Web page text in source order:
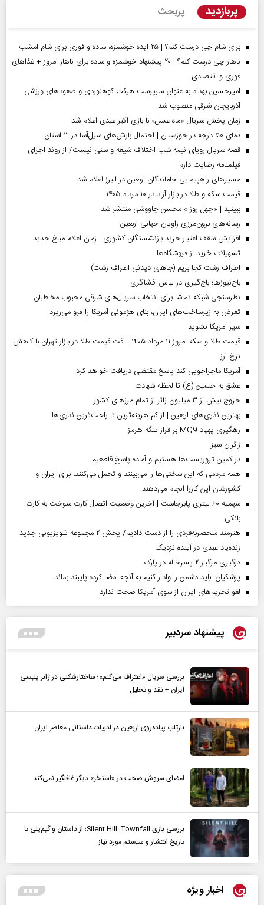
پربازدید پربحث
برای شام چی درست کنم؟ | ۲۵ ایده خوشمزه، ساده و فوری برای شام امشب
ناهار چی درست کنم؟ | ۲۰ پیشنهاد خوشمزه و ساده برای ناهار امروز + غذاهای
فوری و اقتصادی
امیرحسین بهداد به عنوان سرپرست هیئت کوهنوردی و صعودهای ورزشی
آذربایجان شرقی منصوب شد
زمان پخش سریال «ماه عسل» با بازی اکبر عبدی اعلام شد
دمای ۵۰ درجه در خوزستان | احتمال بارش‌های سیل‌آسا در ۳ استان
قصه سریال رویای نیمه شب اختلاف شیعه و سنی نیست/ از روند اجرای
فیلمنامه رضایت دارم
مسیر‌های راهپیمایی جاماندگان اربعین در البرز اعلام شد
قیمت سکه و طلا در بازار آزاد در ۱۰ مرداد ۱۴۰۵
ببینید | «چهل روز » محسن چاووشی منتشر شد
رسانه‌های برون‌مرزی راویان جهانی اربعین
افزایش سقف اعتبار خرید بازنشستگان کشوری | زمان اعلام مبلغ جدید
تسهیلات خرید از فروشگاه‌ها
اطراف رشت کجا بریم (جاهای دیدنی اطراف رشت)
باج‌نیوزها؛ باج‌گیری در لباس افشاگری
نظرسنجی شبکه تماشا برای انتخاب سریال‌های شرقی محبوب مخاطبان
تعرض به زیرساخت‌های ایران، بنای هژمونی آمریکا را فرو می‌ریزد
سپر آمریکا نشوید
قیمت طلا و سکه امروز ۱۱ مرداد ۱۴۰۵ | افت قیمت طلا در بازار تهران با کاهش
نرخ ارز
آمریکا ماجراجویی کند پاسخ مقتضی دریافت خواهد کرد
عشق به حسین (ع) تا لحظه شهادت
خروج بیش از ۳ میلیون زائر از تمام مرز‌های کشور
بهترین نذری‌های اربعین | از کم هزینه‌ترین تا راحت‌ترین نذری‌ها
رهگیری پهپاد MQ9 بر فراز تنگه هرمز
‌زائران سبز
در کمین تروریست‌ها هستیم و آماده پاسخ قاطعیم
همه مردمی که این سختی‌ها را می‌بینند و تحمل می‌کنند، برای ایران و
کشورشان این کاررا انجام می‌دهند
سهمیه ۶۰ لیتری پابرجاست | آخرین وضعیت اتصال کارت سوخت به کارت
بانکی
هنرمند منحصر‌به‌فردی را از دست دادیم/ پخش ۲ مجموعه تلویزیونی جدید
زنده‌یاد عبدی در آینده نزدیک
درگیری مرگبار ۲ پسرخاله در پارک
پزشکیان: باید دشمن را وادار کنیم به آنچه امضا کرده پایبند بماند
لغو تحریم‌های ایران از سوی آمریکا صحت ندارد
پیشنهاد سردبیر
بررسی سریال «اعتراف می‌کنم»؛ ساختارشکنی در ژانر پلیسی
ایران + نقد و تحلیل
بازتاب پیاده‌روی اربعین در ادبیات داستانی معاصر ایران
امضای سروش صحت در «استخر» دیگر غافلگیر نمی‌کند
بررسی بازی Silent Hill: Townfall؛ از داستان و گیم‌پلی تا
تاریخ انتشار و سیستم مورد نیاز
اخبار ویژه